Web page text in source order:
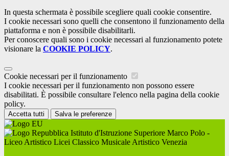
In questa schermata è possibile scegliere quali cookie consentire.
I cookie necessari sono quelli che consentono il funzionamento della
piattaforma e non è possibile disabilitarli.
Per conoscere quali sono i cookie necessari al funzionamento potete
visionare la COOKIE POLICY.
Cookie necessari per il funzionamento
I cookie necessari per il funzionamento non possono essere
disabilitati. È possibile consultare l'elenco nella pagina della cookie
policy.
Accetta tutti Salva le preferenze
Istituto d'Istruzione Superiore Marco Polo -
Liceo Artistico Licei Classico Musicale Artistico Venezia